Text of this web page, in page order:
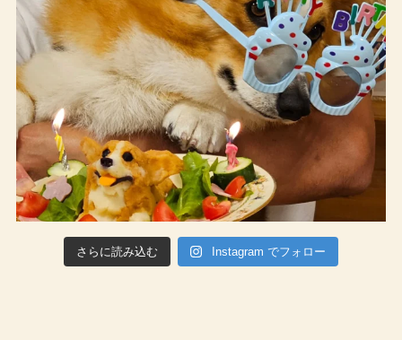
さらに読み込む Instagram でフォロー